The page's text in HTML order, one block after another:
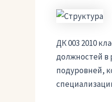
ДК 003 2010
должностей в
подуровней,